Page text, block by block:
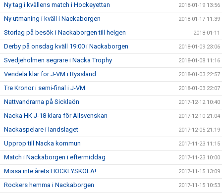
Ny tag i kvällens match i Hockeyettan 2018-01-19 13:56
Ny utmaning i kväll i Nackaborgen 2018-01-17 11:39
Storlag på besök i Nackaborgen till helgen 2018-01-11
Derby på onsdag kväll 19:00 i Nackaborgen 2018-01-09 23:06
Svedjeholmen segrare i Nacka Trophy 2018-01-08 11:16
Vendela klar för J-VM i Ryssland 2018-01-03 22:57
Tre Kronor i semi-final i J-VM 2018-01-03 22:07
Nattvandrarna på Sicklaön 2017-12-12 10:40
Nacka HK J-18 klara för Allsvenskan 2017-12-10 21:04
Nackaspelare i landslaget 2017-12-05 21:19
Upprop till Nacka kommun 2017-11-23 11:15
Match i Nackaborgen i eftermiddag 2017-11-23 10:00
Missa inte årets HOCKEYSKOLA! 2017-11-15 13:09
Rockers hemma i Nackaborgen 2017-11-15 10:53